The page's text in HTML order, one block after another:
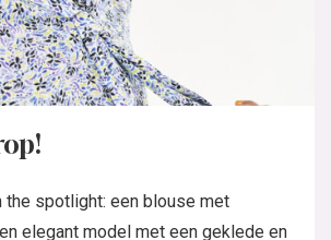
the spotlight: een blouse met
elegant model met een geklede en